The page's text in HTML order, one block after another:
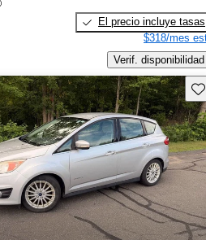
El precio incluye tasas
$318/mes
Verif. disponibilidad